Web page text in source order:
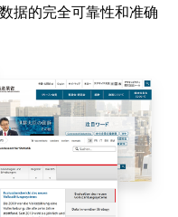
据的完全可靠性和准确